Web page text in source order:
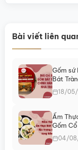
Bài viết liên
Gốm sứ
Bát
18/
Ẩm
Gốm Cổ
04/